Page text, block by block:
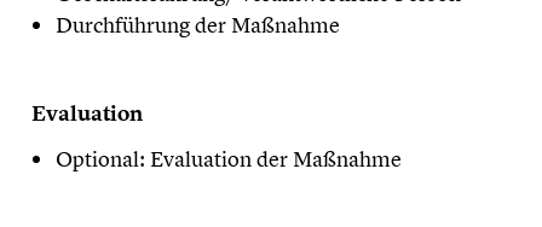
Durchführung der Maßnahme
Evaluation
Optional: Evaluation der Maßnahme